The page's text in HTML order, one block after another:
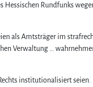
Hessischen Rundfunks
als Amtsträger im
Verwaltung …
institutionalisiert